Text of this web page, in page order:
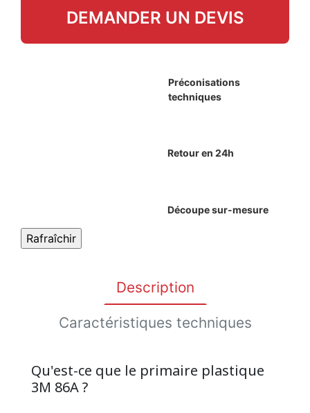
DEMANDER UN DEVIS
Préconisations
techniques
Retour en 24h
Découpe sur-mesure
Description
Caractéristiques techniques
Qu'est-ce que le primaire plastique
3M 86A ?